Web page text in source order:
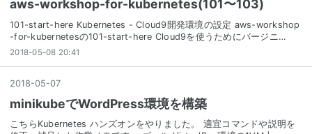
aws-workshop-for-kubernetes(101〜103)
101-start-here Kubernetes - Cloud9開発環境の設定 aws-workshop
-for-kubernetesの101-start-here Cloud9を使うためにバージニ…
2018-05-08 20:41
2018-05-07
minikubeでWordPress環境を構築
こちらKubernetes ハンズオンをやりました。 適宜コマンドや説明を